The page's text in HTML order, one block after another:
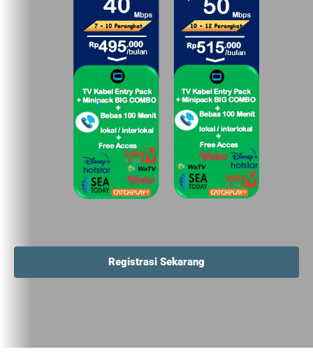
Registrasi Sekarang